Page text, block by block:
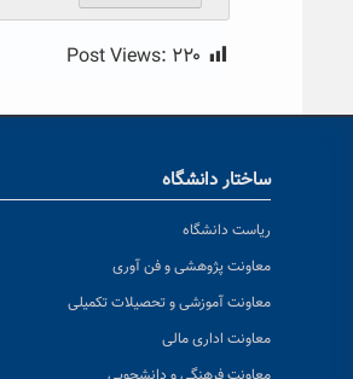
Post Views: ۲۲۰
ساختار دانشگاه
ریاست دانشگاه
معاونت پژوهشی و فن آوری
معاونت آموزشی و تحصیلات تکمیلی
معاونت اداری مالی